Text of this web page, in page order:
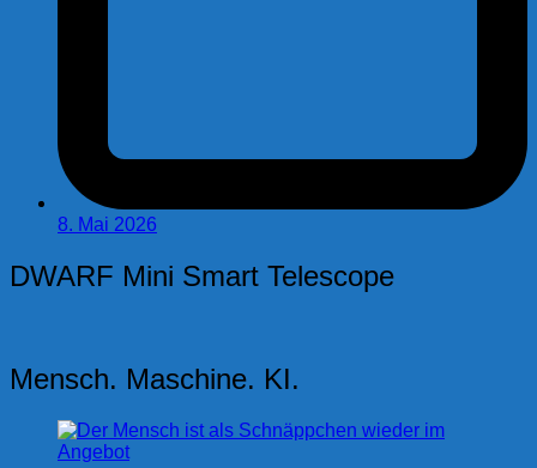
8. Mai 2026
DWARF Mini Smart Telescope
Mensch. Maschine. KI.